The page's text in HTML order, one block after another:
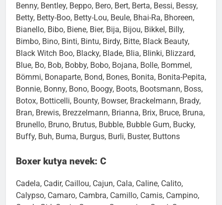
Benny, Bentley, Beppo, Bero, Bert, Berta, Bessi, Bessy,
Betty, Betty-Boo, Betty-Lou, Beule, Bhai-Ra, Bhoreen,
Bianello, Bibo, Biene, Bier, Bija, Bijou, Bikkel, Billy,
Bimbo, Bino, Binti, Bintu, Birdy, Bitte, Black Beauty,
Black Witch Boo, Blacky, Blade, Blia, Blinki, Blizzard,
Blue, Bo, Bob, Bobby, Bobo, Bojana, Bolle, Bommel,
Bömmi, Bonaparte, Bond, Bones, Bonita, Bonita-Pepita,
Bonnie, Bonny, Bono, Boogy, Boots, Bootsmann, Boss,
Botox, Botticelli, Bounty, Bowser, Brackelmann, Brady,
Bran, Brewis, Brezzelmann, Brianna, Brix, Bruce, Bruna,
Brunello, Bruno, Brutus, Bubble, Bubble Gum, Bucky,
Buffy, Buh, Buma, Burgus, Burli, Buster, Buttons
Boxer kutya nevek: C
Cadela, Cadir, Caillou, Cajun, Cala, Caline, Calito,
Calypso, Camaro, Cambra, Camillo, Camis, Campino,